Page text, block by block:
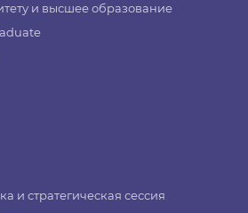
и высшее образование
и стратегическая сессия